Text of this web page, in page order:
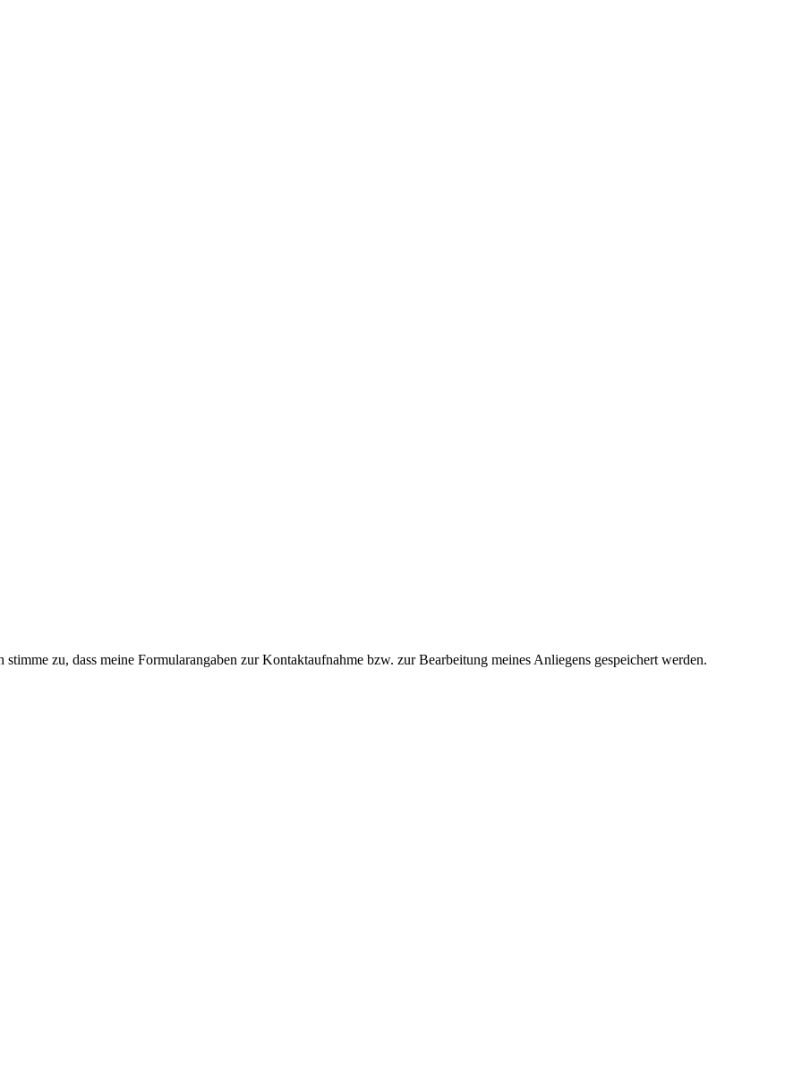
zu, dass meine Formularangaben zur Kontaktaufnahme bzw. zur Bearbeitung meines Anliegens gespeichert werden.